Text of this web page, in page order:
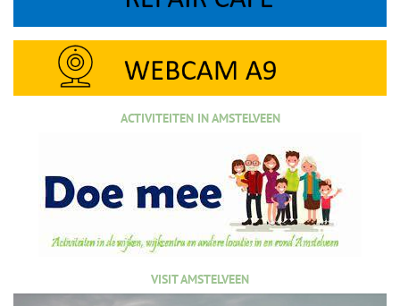
ACTIVITEITEN IN AMSTELVEEN
VISIT AMSTELVEEN